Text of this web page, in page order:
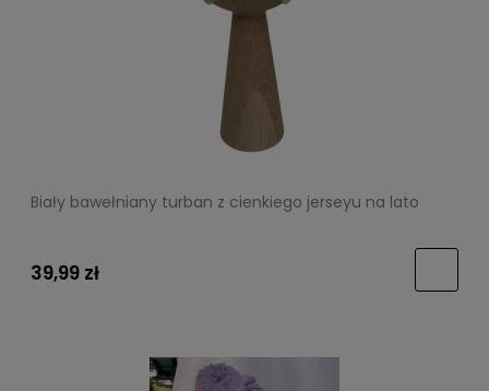
Biały bawełniany turban z cienkiego jerseyu na lato
39,99 zł